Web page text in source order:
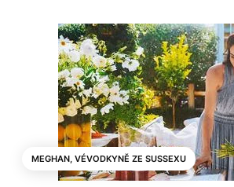
MEGHAN, VÉVODKYNĚ ZE SUSSEXU